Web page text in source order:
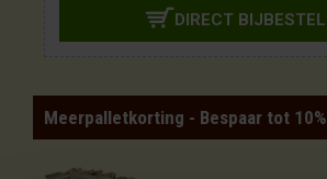
DIRECT
Meerpalletkorting - Bespaar tot 10%